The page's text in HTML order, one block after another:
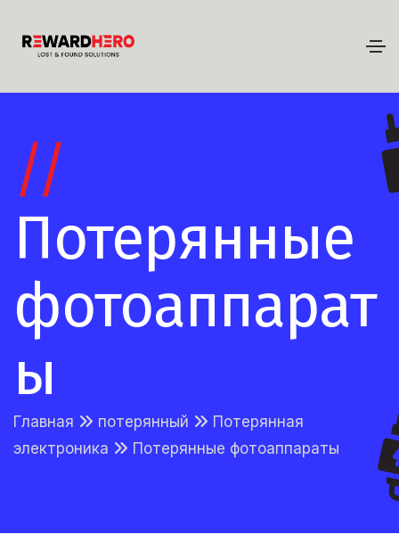
//
Потерянные
фотоаппарат
ы
Главная потерянный
Потерянная
электроника
Потерянные фотоаппараты